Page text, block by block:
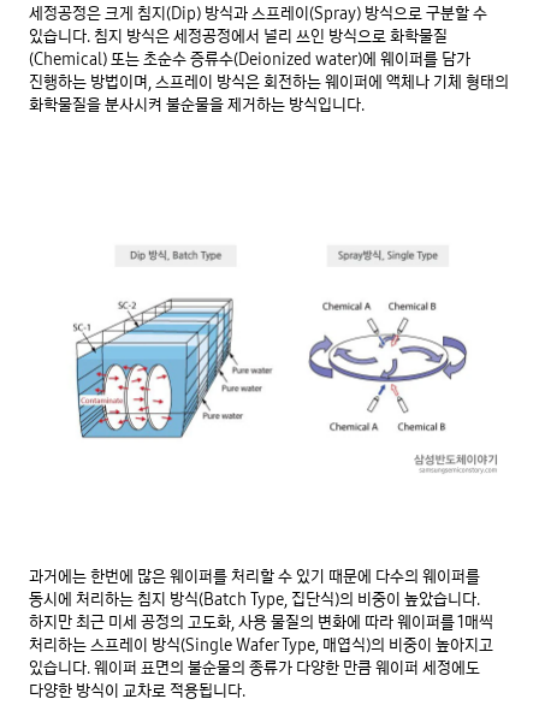
세정공정은 크게 침지(Dip) 방식과 스프레이(Spray) 방식으로 구분할 수
있습니다. 침지 방식은 세정공정에서 널리 쓰인 방식으로 화학물질
(Chemical) 또는 초순수 증류수(Deionized water)에 웨이퍼를 담가
진행하는 방법이며, 스프레이 방식은 회전하는 웨이퍼에 액체나 기체 형태의
과거에는 한번에 많은 웨이퍼를 처리할 수 있기 때문에 다수의 웨이퍼를
동시에 처리하는 침지 방식(Batch Type, 집단식)의 비중이 높았습니다.
하지만 최근 미세 공정의 고도화, 사용 물질의 변화에 따라 웨이퍼를 1매씩
처리하는 스프레이 방식(Single Wafer Type, 매엽식)의 비중이 높아지고
있습니다. 웨이퍼 표면의 불순물의 종류가 다양한 만큼 웨이퍼 세정에도
다양한 방식이 교차로 적용됩니다.